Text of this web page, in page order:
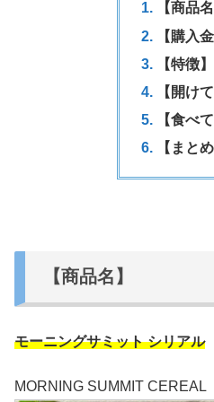
【商品名
【購入金
【特徴】
【開け
【食べ
【まとめ
【商品名】
モーニングサミット シリアル
MORNING SUMMIT CEREAL